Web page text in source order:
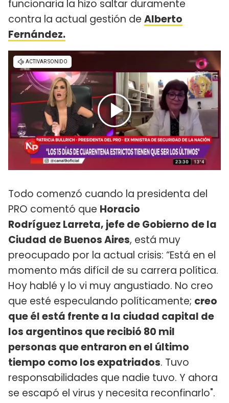
funcionaria la hizo saltar duramente
contra la actual gestión de Alberto
Fernández.
Todo comenzó cuando la presidenta del
PRO comentó que Horacio
Rodríguez Larreta, jefe de Gobierno de la
Ciudad de Buenos Aires, está muy
preocupado por la actual crisis: “Está en el
momento más difícil de su carrera política.
Hoy hablé y lo vi muy angustiado. No creo
que esté especulando políticamente; creo
que él está frente a la ciudad capital de
los argentinos que recibió 80 mil
personas que entraron en el último
tiempo como los expatriados. Tuvo
responsabilidades que nadie tuvo. Y ahora
se escapó el virus y necesita reconfinarlo".